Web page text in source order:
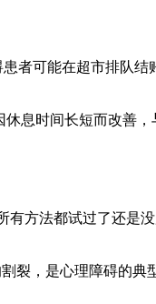
可能在超市排队结
时间长短而改善，
方法都试过了还是
，是心理障碍的典